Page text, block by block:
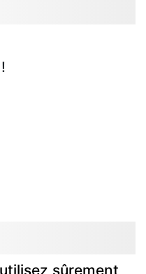
sûrement